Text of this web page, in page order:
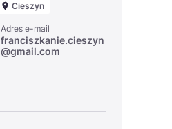
Cieszyn
Adres e-mail
franciszkanie.cieszyn
@gmail.com